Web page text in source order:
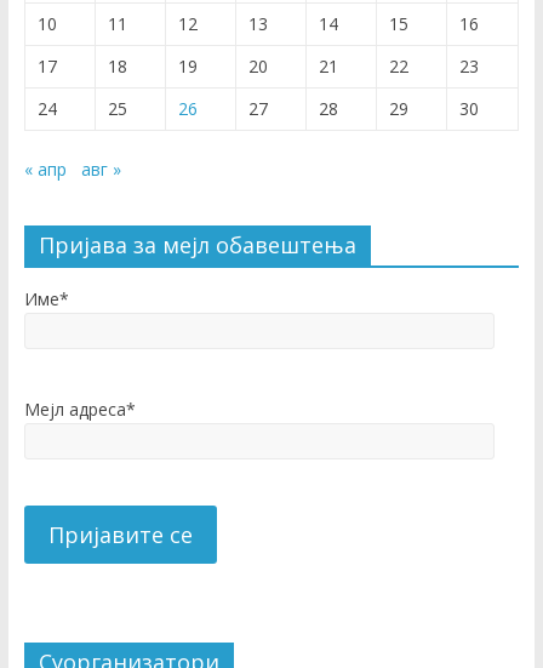
10
11 12 13 14 15
16
17
18 19 20 21 22
23
24
25 26 27 28 29 30
« апр авг »
Пријава за мејл обавештења
Име*
Мејл адреса*
Суорганизатори